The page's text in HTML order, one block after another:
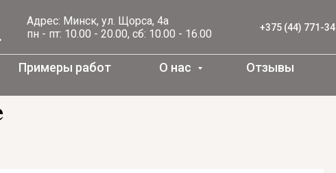
Адрес: Минск, ул. Щорса, 4а
пн - пт: 10.00 - 20.00, сб: 10.00 - 16.00
+375 (44) 771-
Примеры работ О нас Отзывы